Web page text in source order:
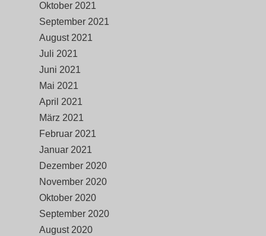
Oktober 2021
September 2021
August 2021
Juli 2021
Juni 2021
Mai 2021
April 2021
März 2021
Februar 2021
Januar 2021
Dezember 2020
November 2020
Oktober 2020
September 2020
August 2020